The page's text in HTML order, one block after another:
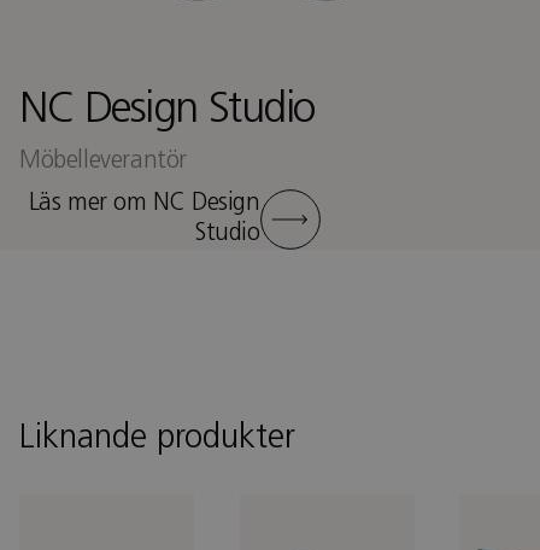
NC Design Studio
Möbelleverantör
Läs mer om NC Design
Studio
Liknande produkter